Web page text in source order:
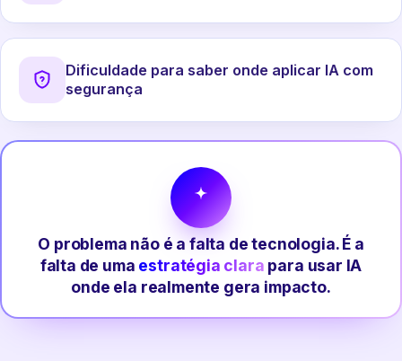
Dificuldade para saber onde aplicar IA com
segurança
O problema não é a falta de tecnologia. É a
falta de uma estratégia clara para usar IA
onde ela realmente gera impacto.